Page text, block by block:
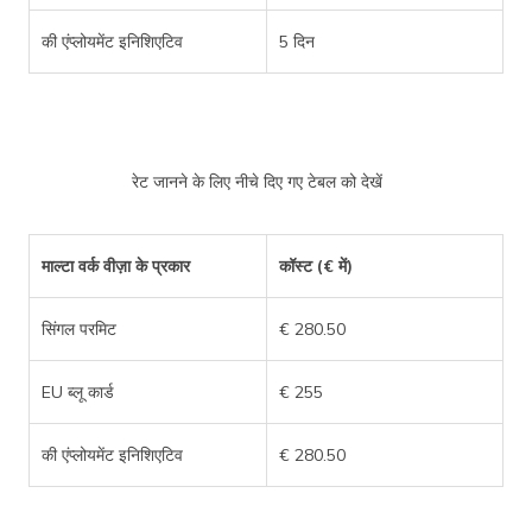
की एंप्लोयमेंट इनिशिएटिव 5 दिन
रेट जानने के लिए नीचे दिए गए टेबल को देखें
माल्टा वर्क वीज़ा के प्रकार कॉस्ट (€ में)
सिंगल परमिट € 280.50
EU ब्लू कार्ड € 255
की एंप्लोयमेंट इनिशिएटिव € 280.50